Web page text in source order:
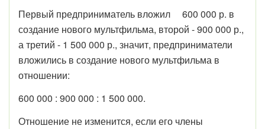
Первый предприниматель вложил 600 000 р. в
создание нового мультфильма, второй - 900 000 р.,
а третий - 1 500 000 р., значит, предприниматели
вложились в создание нового мультфильма в
отношении:
600 000 : 900 000 : 1 500 000.
Отношение не изменится, если его члены